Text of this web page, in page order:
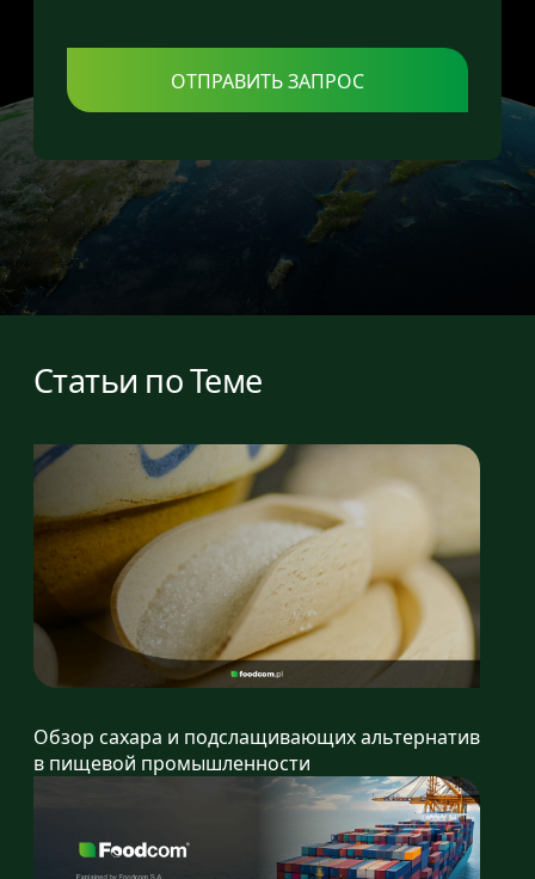
ОТПРАВИТЬ ЗАПРОС
Статьи по Теме
Обзор сахара и подслащивающих альтернатив
в пищевой промышленности